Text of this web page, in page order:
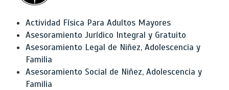
Actividad Física Para Adultos Mayores
Asesoramiento Jurídico Integral y Gratuito
Asesoramiento Legal de Niñez, Adolescencia y
Familia
Asesoramiento Social de Niñez, Adolescencia y
Familia